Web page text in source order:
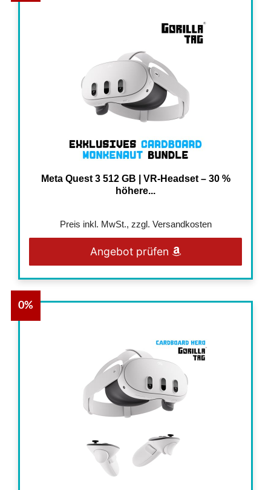
Meta Quest 3 512 GB | VR-Headset – 30 %
höhere...
Preis inkl. MwSt., zzgl. Versandkosten
Angebot prüfen
0%